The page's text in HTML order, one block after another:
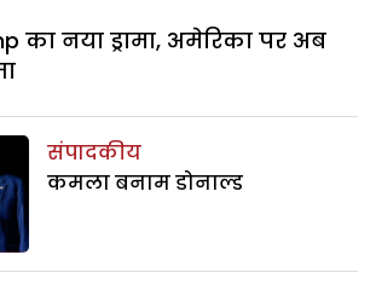
का नया ड्रामा, अमेरिका पर अब
संपादकीय
कमला बनाम डोनाल्ड